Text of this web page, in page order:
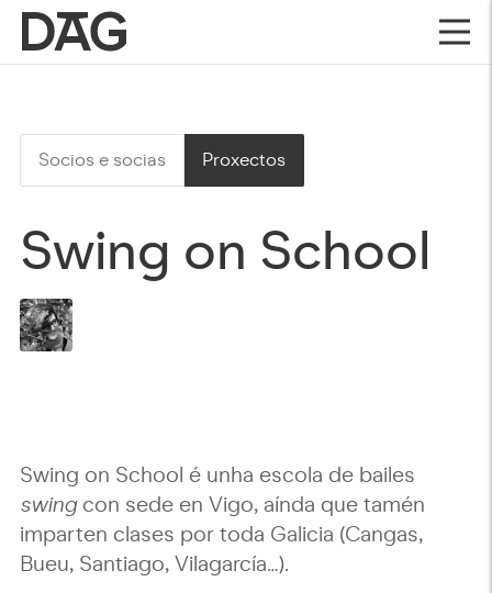
Socios e socias Proxectos
Swing on School
Swing on School é unha escola de bailes
swingcon sede en Vigo, aínda que tamén
imparten clases por toda Galicia (Cangas,
Bueu, Santiago, Vilagarcía…).